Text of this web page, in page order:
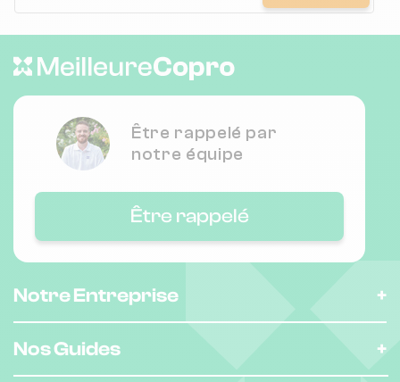
Être rappelé par
notre équipe
Être rappelé
Notre Entreprise
Nos Guides